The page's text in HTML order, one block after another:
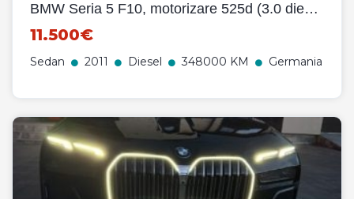
BMW Seria 5 F10, motorizare 525d (3.0 diesel, 204cp),
11.500€
Sedan 2011 Diesel 348000 KM Germania